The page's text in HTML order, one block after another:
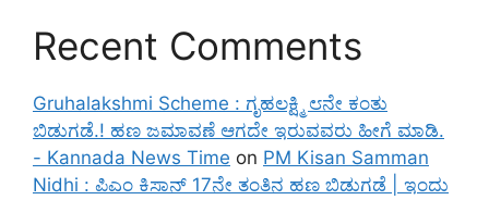
Recent Comments
Gruhalakshmi Scheme : ಗೃಹಲಕ್ಷ್ಮಿ ೮ನೇ ಕಂತು
ಬಿಡುಗಡೆ.! ಹಣ ಜಮಾವಣೆ ಆಗದೇ ಇರುವವರು ಹೀಗೆ ಮಾಡಿ.
- Kannada News Time on PM Kisan Samman
Nidhi : ಪಿಎಂ ಕಿಸಾನ್ 17ನೇ ತಂತಿನ ಹಣ ಬಿಡುಗಡೆ | ಇಂದು